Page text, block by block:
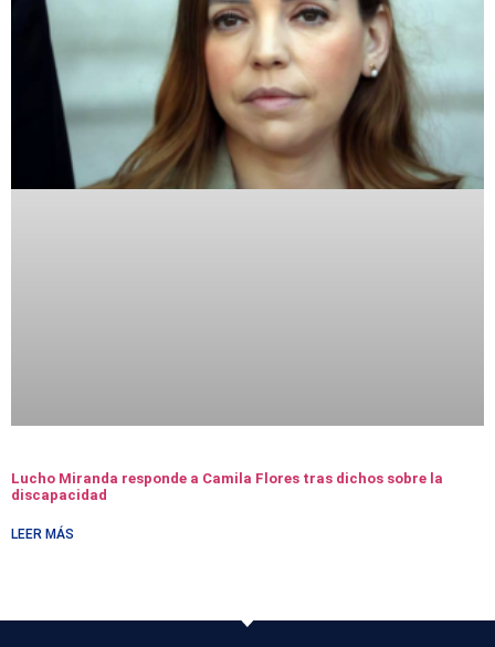
Lucho Miranda responde a Camila Flores tras dichos sobre la
discapacidad
LEER MÁS